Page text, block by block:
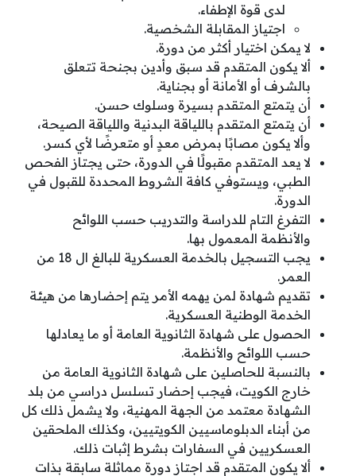
لدى قوة الإطفاء.
اجتياز المقابلة الشخصية.
لا يمكن اختيار أكثر من دورة.
ألا يكون المتقدم قد سبق وأدين بجنحة تتعلق
بالشرف أو الأمانة أو بجناية.
أن يتمتع المتقدم بسيرة وسلوك حسن.
أن يتمتع المتقدم باللياقة البدنية واللياقة الصيحة،
وألا يكون مصابًا بمرض معدٍ أو متعرضًا لأي كسر.
لا يعد المتقدم مقبولًا في الدورة، حتى يجتاز الفحص
الطبي، ويستوفي كافة الشروط المحددة للقبول في
الدورة.
التفرغ التام للدراسة والتدريب حسب اللوائح
والأنظمة المعمول بها.
يجب التسجيل بالخدمة العسكرية للبالغ ال 18 من
العمر.
تقديم شهادة لمن يهمه الأمر يتم إحضارها من هيئة
الخدمة الوطنية العسكرية.
الحصول على شهادة الثانوية العامة أو ما يعادلها
حسب اللوائح والأنظمة.
بالنسبة للحاصلين على شهادة الثانوية العامة من
خارج الكويت، فيجب إحضار تسلسل دراسي من بلد
الشهادة معتمد من الجهة المهنية، ولا يشمل ذلك كل
من أبناء الدبلوماسيين الكويتيين، وكذلك الملحقين
العسكريين في السفارات بشرط إثبات ذلك.
ألا يكون المتقدم قد اجتاز دورة مماثلة سابقة بذات